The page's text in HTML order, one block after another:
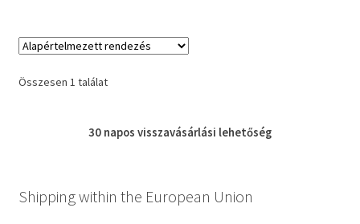
Összesen 1 találat
30 napos visszavásárlási lehetőség
Shipping within the European Union